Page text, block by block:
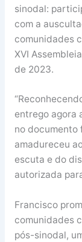
sinodal:
com a
comunidades
XVI
de 2023.
entrego agora
no documento
amadureceu
escuta e do
autorizada
Francisco
comunidades
pós-sinodal,